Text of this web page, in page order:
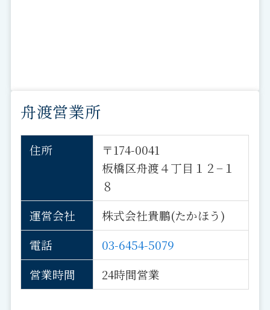
舟渡営業所
住所
〒174-0041
板橋区舟渡４丁目１２−１
８
運営会社
株式会社貴鵬(たかほう)
電話
03-6454-5079
営業時間
24時間営業